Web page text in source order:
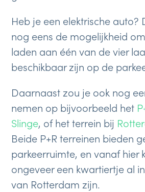
Heb je een elektrische auto?
nog eens de mogelijkheid
laden aan één van de vier
beschikbaar zijn op de
Daarnaast zou je ook nog
nemen op bijvoorbeeld het
Slinge, of het terrein bij
Beide P+R terreinen bieden
parkeerruimte, en vanaf hier
ongeveer een kwartiertje al
van Rotterdam zijn.